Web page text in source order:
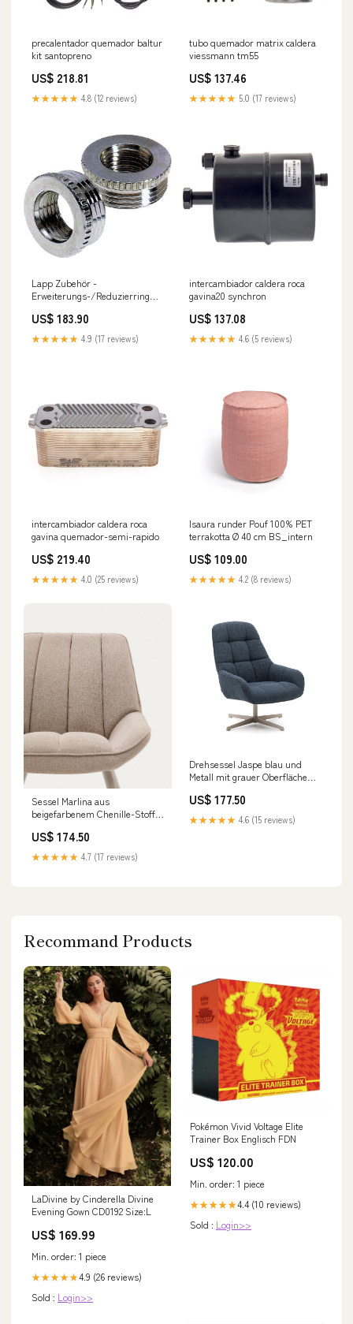
precalentador quemador baltur
kit santopreno
US$ 218.81
★★★★★ 4.8 (12 reviews)
tubo quemador matrix caldera
viessmann tm55
US$ 137.46
★★★★★ 5.0 (17 reviews)
Lapp Zubehör -
Erweiterungs-/Reduzierring
M 32x1,5/20x1,5 20X1,5 − 50
Stück heizung
schlammabscheider
US$ 183.90
★★★★★ 4.9 (17 reviews)
intercambiador caldera roca
gavina20 synchron
US$ 137.08
★★★★★ 4.6 (5 reviews)
intercambiador caldera roca
gavina quemador-semi-rapido
US$ 219.40
★★★★★ 4.0 (25 reviews)
Isaura runder Pouf 100% PET
terrakotta Ø 40 cm BS_intern
US$ 109.00
★★★★★ 4.2 (8 reviews)
Sessel Marlina aus
beigefarbenem Chenille-Stoff
Stahlbeinen. k-ready-20-06
US$ 174.50
★★★★★ 4.7 (17 reviews)
Drehsessel Jaspe blau und
Metall mit grauer Oberfläche
US$ 177.50
★★★★★ 4.6 (15 reviews)
Recommand Products
LaDivine by Cinderella Divine
Evening Gown CD0192 Size:L
US$ 169.99
Min. order: 1 piece
★★★★★4.9 (26 reviews)
Sold : Login>>
Pokémon Vivid Voltage Elite
Trainer Box Englisch FDN
US$ 120.00
Min. order: 1 piece
★★★★★4.4 (10 reviews)
Sold : Login>>